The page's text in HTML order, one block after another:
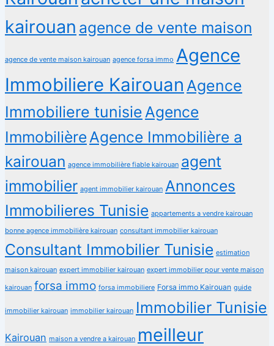
kairouan agence de vente maison
agence de vente maison kairouan agence forsa immo Agence
Immobiliere Kairouan Agence
Immobiliere tunisie Agence
Immobilière Agence Immobilière a
kairouan agence immobilière fiable kairouan agent
immobilier agent immobilier kairouan Annonces
Immobilieres Tunisie appartements a vendre kairouan
bonne agence immobilière kairouan consultant immobilier kairouan
Consultant Immobilier Tunisie estimation
maison kairouan expert immobilier kairouan expert immobilier pour vente maison
kairouan forsa immo forsa immobiliere Forsa immo Kairouan guide
immobilier kairouan immobilier kairouan Immobilier Tunisie
Kairouan maison a vendre a kairouan meilleur